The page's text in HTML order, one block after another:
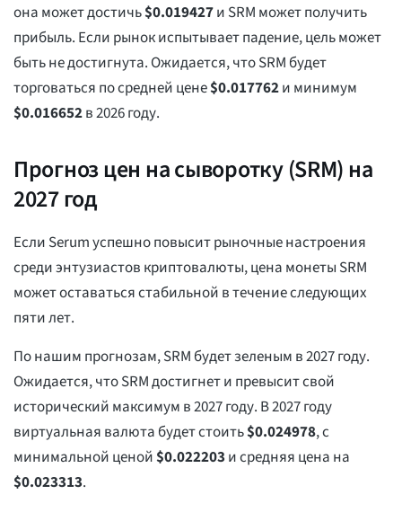
она может достичь$0.019427и SRM может получить
прибыль. Если рынок испытывает падение, цель может
быть не достигнута. Ожидается, что SRM будет
торговаться по средней цене$0.017762и минимум
$0.016652в 2026 году.
Прогноз цен на сыворотку (SRM) на
2027 год
Если Serum успешно повысит рыночные настроения
среди энтузиастов криптовалюты, цена монеты SRM
может оставаться стабильной в течение следующих
пяти лет.
По нашим прогнозам, SRM будет зеленым в 2027 году.
Ожидается, что SRM достигнет и превысит свой
исторический максимум в 2027 году. В 2027 году
виртуальная валюта будет стоить$0.024978, с
минимальной ценой$0.022203 и средняя цена на
$0.023313.